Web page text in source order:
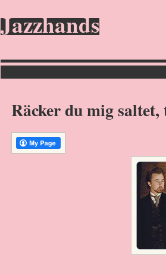
Jazzhands
Räcker du mig saltet,